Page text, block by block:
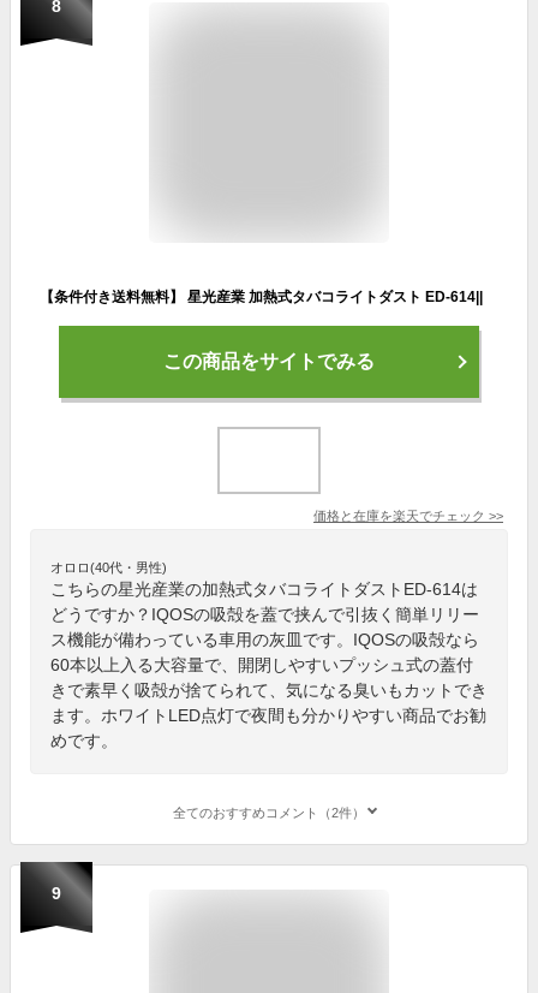
8
【条件付き送料無料】 星光産業 加熱式タバコライトダスト ED-614||
この商品をサイトでみる
価格と在庫を楽天でチェック >>
オロロ(40代・男性)
こちらの星光産業の加熱式タバコライトダストED-614は
どうですか？IQOSの吸殻を蓋で挟んで引抜く簡単リリー
ス機能が備わっている車用の灰皿です。IQOSの吸殻なら
60本以上入る大容量で、開閉しやすいプッシュ式の蓋付
きで素早く吸殻が捨てられて、気になる臭いもカットでき
ます。ホワイトLED点灯で夜間も分かりやすい商品でお勧
めです。
全てのおすすめコメント（2件）
9